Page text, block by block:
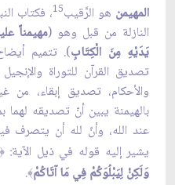
المهيمن هو الرَّقيب15، فكتاب
النازلة من قبل وهو (مهيمناً
يَدَيْهِ مِنَ الْكِتَابِ). تتميم
تصديق القرآن للتوراة
والأحكام، تصديق إبقاء، من
بالهيمنة يبين أنّ تصديقه
عند الله، وأنّ لله أن يتصرف
يشير إليه قوله في ذيل الآية:
وَلَكِنْ لِيَبْلُوَكُمْ فِي مَا آتَاكُمْ﴾.